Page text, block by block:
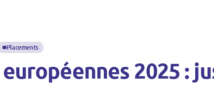
Placements
européennes 2025 :